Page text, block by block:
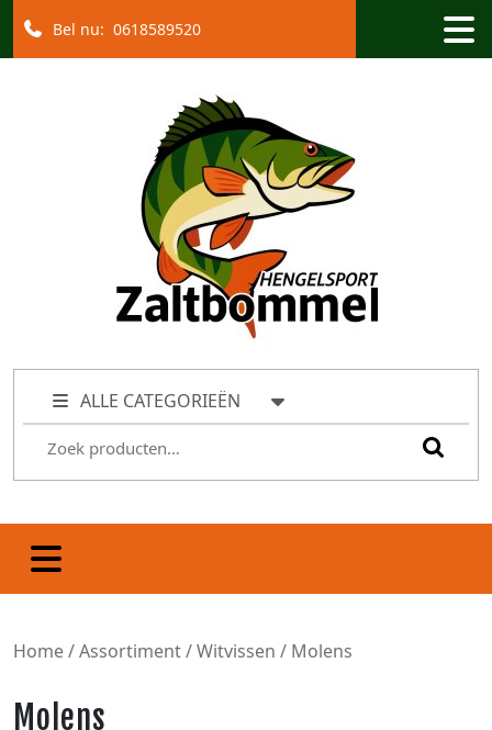
Bel nu: 0618589520
ALLE CATEGORIEËN
Home/Assortiment/Witvissen / Molens
Molens